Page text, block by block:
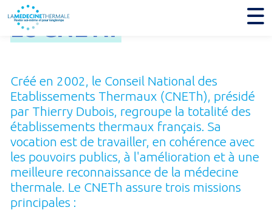
LeCNETh
Créé en 2002, le Conseil National des
Etablissements Thermaux (CNETh), présidé
par Thierry Dubois, regroupe la totalité des
établissements thermaux français. Sa
vocation est de travailler, en cohérence avec
les pouvoirs publics, à l'amélioration et à une
meilleure reconnaissance de la médecine
thermale. Le CNETh assure trois missions
principales :